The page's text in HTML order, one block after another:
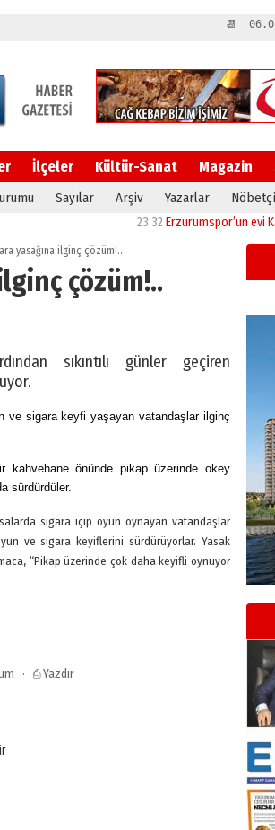
📆
İlçeler Kültür-Sanat Magazin
Sayılar Arşiv Yazarlar
Erzurumspor’un evi Kazım
yasağına ilginç çözüm!..
çözüm!..
sıkıntılı günler geçiren
ve sigara keyfi yaşayan vatandaşlar ilginç
kahvehane önünde pikap üzerinde okey
sürdürdüler.
sigara içip oyun oynayan vatandaşlar
ve sigara keyiflerini sürdürüyorlar. Yasak
“Pikap üzerinde çok daha keyifli oynuyor
· ⎙ Yazdır